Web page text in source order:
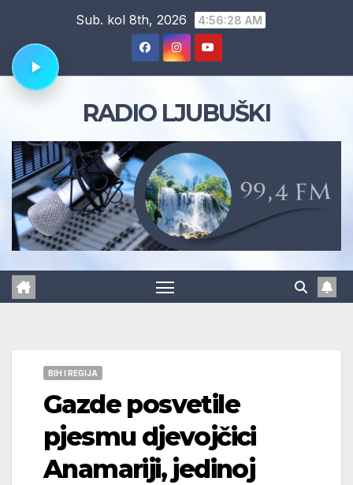
content
Sub. kol 8th, 2026 4:56:29 AM
RADIO LJUBUŠKI
BIH I REGIJA
Gazde posvetile
pjesmu djevojčici
Anamariji, jedinoj